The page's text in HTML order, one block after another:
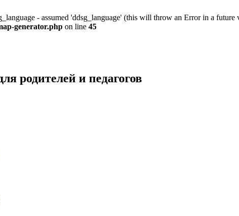
- assumed 'ddsg_language' (this will throw an Error in a future
generator.php on line 45
родителей и педагогов